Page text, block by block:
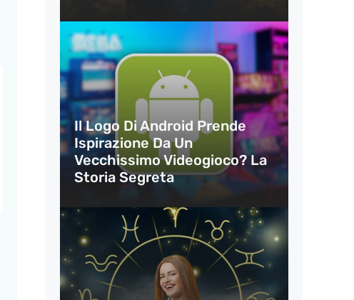
Il Logo Di Android Prende
Ispirazione Da Un
Vecchissimo Videogioco? La
Storia Segreta